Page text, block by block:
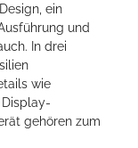
ein
und
In drei
wie
gehören zum